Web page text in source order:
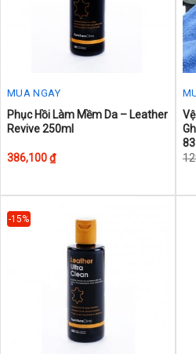
MUA NGAY
This
product
has
options
Phục Hồi Làm Mềm Da – Leather
Revive 250ml
386,100₫
83
-15%